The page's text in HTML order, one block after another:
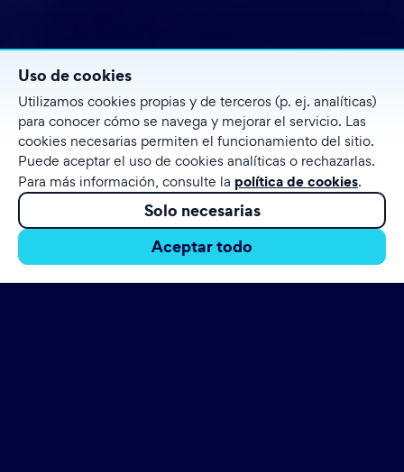
Uso de cookies
Utilizamos cookies propias y de terceros (p. ej. analíticas)
para conocer cómo se navega y mejorar el servicio. Las
cookies necesarias permiten el funcionamiento del sitio.
Puede aceptar el uso de cookies analíticas o rechazarlas.
Para más información, consulte la política de cookies.
Solo necesarias
Aceptar todo